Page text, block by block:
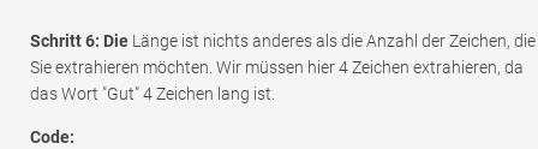
Schritt 6: Die Länge ist nichts anderes als die Anzahl der Zeichen, die
Sie extrahieren möchten. Wir müssen hier 4 Zeichen extrahieren, da
das Wort "Gut" 4 Zeichen lang ist.
Code: